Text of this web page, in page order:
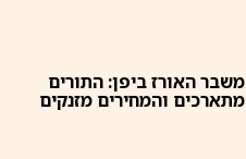
משבר האורז ביפן: התורים
מתארכים והמחירים מזנקים